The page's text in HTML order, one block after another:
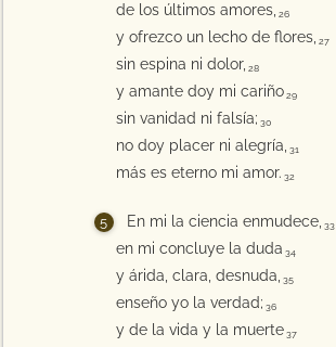
de los últimos amores, 26
y ofrezco un lecho de flores, 27
sin espina ni dolor, 28
y amante doy mi cariño 29
sin vanidad ni falsía; 30
no doy placer ni alegría, 31
más es eterno mi amor. 32
En mi la ciencia enmudece, 33
en mi concluye la duda 34
y árida, clara, desnuda, 35
enseño yo la verdad; 36
y de la vida y la muerte 37